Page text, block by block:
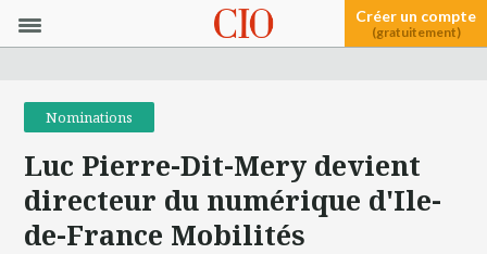
Créer un compte
(gratuitement)
Nominations
Luc Pierre-Dit-Mery devient
directeur du numérique d'Ile-
de-France Mobilités